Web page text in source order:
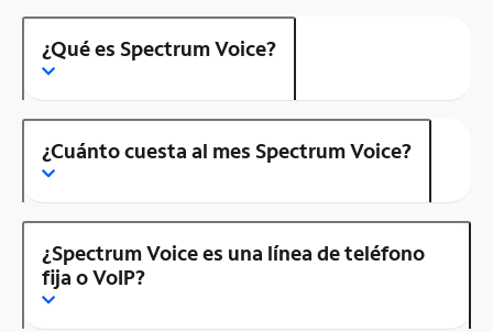
¿Qué es Spectrum Voice?
¿Cuánto cuesta al mes Spectrum Voice?
¿Spectrum Voice es una línea de teléfono
fija o VoIP?